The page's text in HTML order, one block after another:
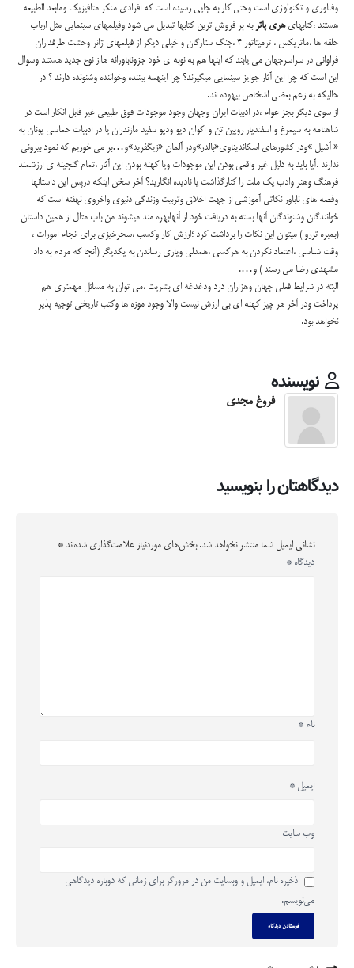
وفناوری و تکنولوژی است وحتی کار به جایی رسیده است که افرادی منکر متافیزیک ومابعد الطبیعه
هستند ،کتابهایهری پاتربه پر فروش ترین کتابها تبدیل می شود وفیلمهای سینمایی مثل ارباب
حلقه ها ،ماتریکس ، ترمیتاتور 4 ،جنگ ستارگان و خیلی دیگر از فیلمهای ژانر وحشت طرفداران
فراوانی در سراسرجهان می یابند که اینها هم به نوبه ی خود جزوناباورانه هااز نوع جدید هستند وسوال
این است که چرا این آثار جوایز سینمایی میگیرند؟ چرا اینهمه بیننده وخواننده وشنونده دارند ؟ در
حالیکه به زعم بعضی اشخاص بیهوده اند.
از سوی دیگر بجز عوام ،در ادبیات ایران وجهان وجود موجودات فوق طبیعی غیر قابل انکار است در
شاهنامه به سیمرغ و اسفندیار رویین تن و اکوان دیو ودیو سفید مازندران یا در ادبیات حماسی یونان به
« آشیل »ودر کشورهای اسکاندیناوی«بالدر»ودر آلمان «زیگفرید»و…بر می خوریم که نمود بیرونی
ندارند .آیا باید به دلیل غیر واقعی بودن این موجودات ویا کهنه بودن این آثار ،تمام گنجینه ی ارزشمند
فرهنگ وهنر وادب یک ملت را کنارگذاشت یا نادیده انگارید؟ آخر سخن اینکه درپس این داستانها
وقصه های ناباور نکاتی آموزشی از جهت اخلاق وتربیت وزندگی دنیوی واخروی نهفته است که
خوانندگان وشنوندگان آنها بسته به دریافت خود از آنهابهره مند میشوند من باب مثال از همین داستان
(بمبره تررو ) میتوان این نکات را برداشت کرد ؛ارزش کار وکسب ،سحرخیزی برای انجام امورات ،
وقت شناسی ،اعتماد نکردن به هرکسی ،همدلی ویاری رساندن به یکدیگر (آنجا که مردم به داد
مشهدی رضا می رسند ) و….
البته در شرایط فعلی جهان وهزاران درد ودغدغه ای بشریت ،می توان به مسائل مهمتری هم
پرداخت ودر آخر هر چیز کهنه ای بی ارزش نیست والا وجود موزه ها وکتب تاریخی توجیه پذیر
نخواهد بود.
نویسنده
فروغ مجدی
دیدگاهتان را بنویسید
نشانی ایمیل شما منتشر نخواهد شد. بخش‌های موردنیاز علامت‌گذاری شده‌اند *
دیدگاه *
نام *
ایمیل *
وب‌ سایت
ذخیره نام، ایمیل و وبسایت من در مرورگر برای زمانی که دوباره دیدگاهی
می‌نویسم.